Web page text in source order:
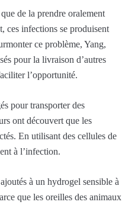
de la prendre oralement
ces infections se produisent
ce problème, Yang,
pour la livraison d’autres
l’opportunité.
pour transporter des
ont découvert que les
En utilisant des cellules de
à l’infection.
à un hydrogel sensible à
que les oreilles des animaux